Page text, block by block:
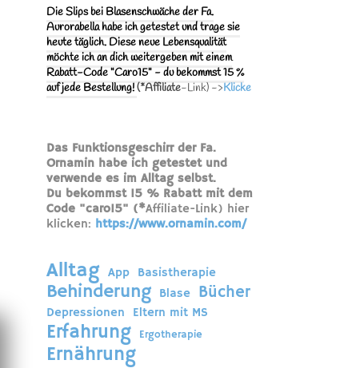
Die Slips bei Blasenschwäche der Fa.
Aurorabella habe ich getestet und trage sie
heute täglich. Diese neue Lebensqualität
möchte ich an dich weitergeben mit einem
Rabatt-Code "Caro15" - du bekommst 15 %
auf jede Bestellung!(*Affiliate-Link) ->Klicke
Das Funktionsgeschirr der Fa.
Ornamin habe ich getestet und
verwende es im Alltag selbst.
Du bekommst 15 % Rabatt mit dem
Code "caro15" (*Affiliate-Link) hier
klicken: https://www.ornamin.com/
Alltag App Basistherapie
Behinderung Blase Bücher
Depressionen Eltern mit MS
Erfahrung Ergotherapie
Ernährung